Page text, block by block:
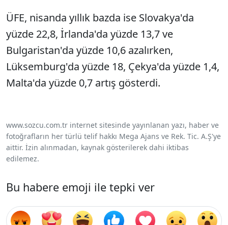
ÜFE, nisanda yıllık bazda ise Slovakya'da
yüzde 22,8, İrlanda'da yüzde 13,7 ve
Bulgaristan'da yüzde 10,6 azalırken,
Lüksemburg'da yüzde 18, Çekya'da yüzde 1,4,
Malta'da yüzde 0,7 artış gösterdi.
www.sozcu.com.tr internet sitesinde yayınlanan yazı, haber ve
fotoğrafların her türlü telif hakkı Mega Ajans ve Rek. Tic. A.Ş'ye
aittir. İzin alınmadan, kaynak gösterilerek dahi iktibas
edilemez.
Bu habere emoji ile tepki ver